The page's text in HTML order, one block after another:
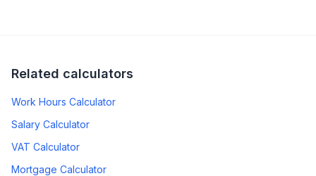
Related calculators
Work Hours Calculator
Salary Calculator
VAT Calculator
Mortgage Calculator